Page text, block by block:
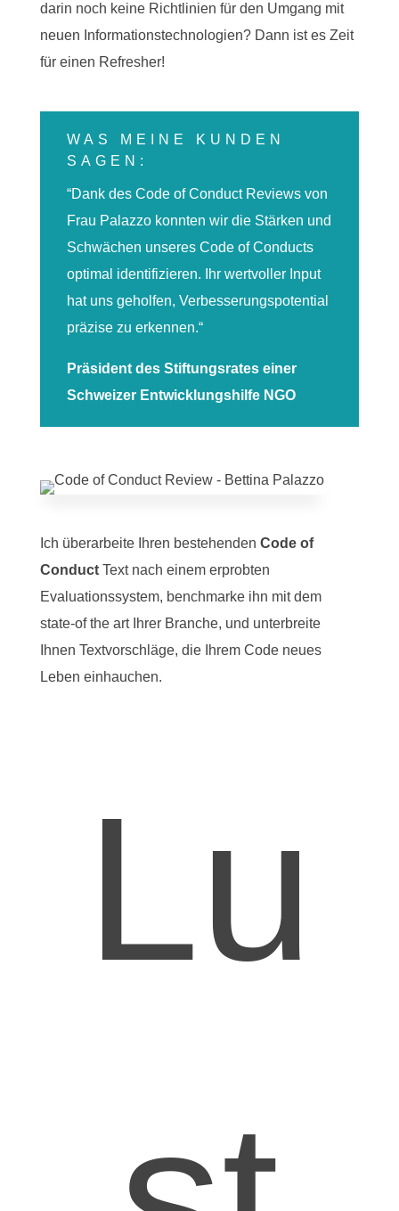
darin noch keine Richtlinien für den Umgang mit
neuen Informationstechnologien? Dann ist es Zeit
für einen Refresher!
WAS MEINE KUNDEN
SAGEN:
“Dank des Code of Conduct Reviews von
Frau Palazzo konnten wir die Stärken und
Schwächen unseres Code of Conducts
optimal identifizieren. Ihr wertvoller Input
hat uns geholfen, Verbesserungspotential
präzise zu erkennen.“
Präsident des Stiftungsrates einer
Schweizer Entwicklungshilfe NGO
Ich überarbeite Ihren bestehenden Code of
ConductText nach einem erprobten
Evaluationssystem, benchmarke ihn mit dem
state-of the art Ihrer Branche, und unterbreite
Ihnen Textvorschläge, die Ihrem Code neues
Leben einhauchen.
Lu